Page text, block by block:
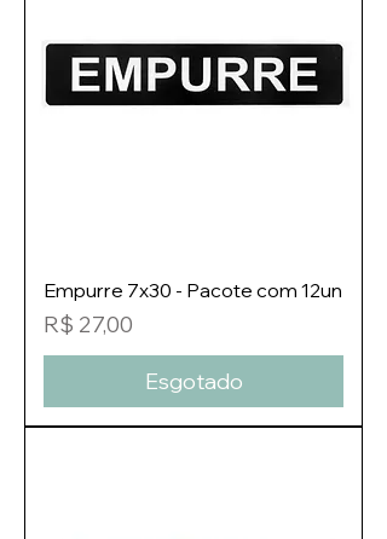
Empurre 7x30 - Pacote com 12un
Preço
R$ 27,00
Esgotado